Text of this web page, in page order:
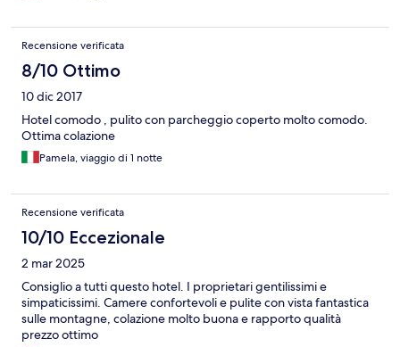
Recensione verificata
8/10 Ottimo
10 dic 2017
Hotel comodo , pulito con parcheggio coperto molto comodo.
Ottima colazione
Pamela, viaggio di 1 notte
Recensione verificata
10/10 Eccezionale
2 mar 2025
Consiglio a tutti questo hotel. I proprietari gentilissimi e
simpaticissimi. Camere confortevoli e pulite con vista fantastica
sulle montagne, colazione molto buona e rapporto qualità
prezzo ottimo